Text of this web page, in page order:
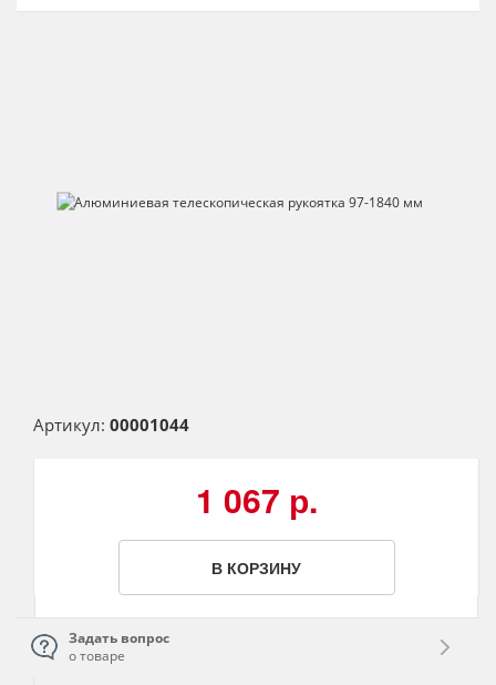
Артикул: 00001044
1 067 р.
В КОРЗИНУ
Задать вопрос
о товаре